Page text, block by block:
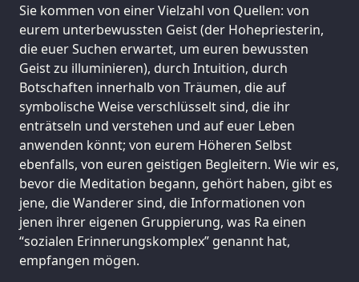
Sie kommen von einer Vielzahl von Quellen: von
eurem unterbewussten Geist (der Hohepriesterin,
die euer Suchen erwartet, um euren bewussten
Geist zu illuminieren), durch Intuition, durch
Botschaften innerhalb von Träumen, die auf
symbolische Weise verschlüsselt sind, die ihr
enträtseln und verstehen und auf euer Leben
anwenden könnt; von eurem Höheren Selbst
ebenfalls, von euren geistigen Begleitern. Wie wir es,
bevor die Meditation begann, gehört haben, gibt es
jene, die Wanderer sind, die Informationen von
jenen ihrer eigenen Gruppierung, was Ra einen
“sozialen Erinnerungskomplex” genannt hat,
empfangen mögen.